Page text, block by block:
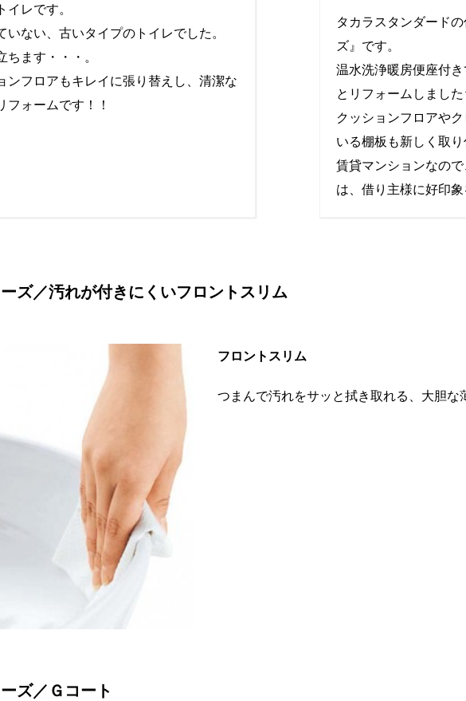
イレです。
いない、古いタイプのトイレでした。
ます・・・。
ンフロアもキレイに張り替えし、清潔な
フォームです！！
タカラスタンダード
ズ』です。
温水洗浄暖房便座付
とリフォームしまし
クッションフロアや
いる棚板も新しく取
賃貸マンションなの
は、借り主様に好印
ズ／汚れが付きにくいフロントスリム
フロントスリム
つまんで汚れをサッと拭き取れる、大胆な
ズ／Ｇコート